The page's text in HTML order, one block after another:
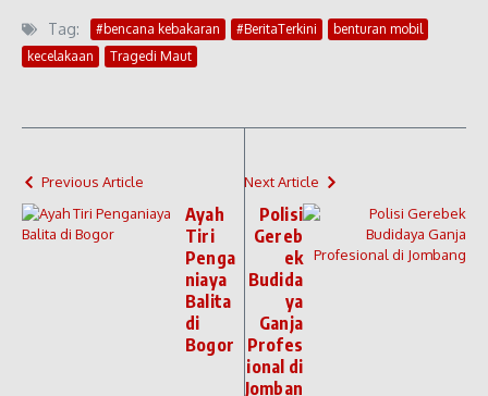
Tag: #bencana kebakaran #BeritaTerkini
benturan mobil
kecelakaan
Tragedi Maut
Previous Article
Ayah
Tiri
Penga
niaya
Balita
di
Bogor
Next Article
Polisi
Gereb
ek
Budida
ya
Ganja
Profes
ional di
Jomban